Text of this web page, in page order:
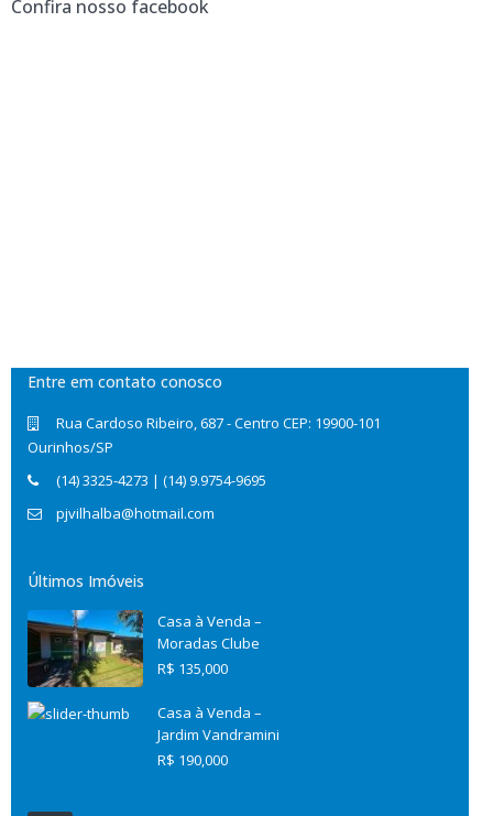
Confira nosso facebook
Entre em contato conosco
Rua Cardoso Ribeiro, 687 - Centro CEP: 19900-101
Ourinhos/SP
(14) 3325-4273 | (14) 9.9754-9695
pjvilhalba@hotmail.com
Últimos Imóveis
Casa à Venda –
Moradas Clube
R$ 135,000
Casa à Venda –
Jardim Vandramini
R$ 190,000